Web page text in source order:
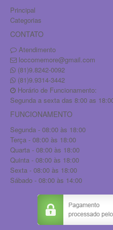
Principal
Categorias
CONTATO
Atendimento
loccomemore@gmail.com
(81)9.8242-0092
(81)9.9314-3442
Horário de Funcionamento:
Segunda a sexta das 8:00 as
FUNCIONAMENTO
Segunda - 08:00 às 18:00
Terça - 08:00 às 18:00
Quarta - 08:00 às 18:00
Quinta - 08:00 às 18:00
Sexta - 08:00 às 18:00
Sábado - 08:00 às 14:00